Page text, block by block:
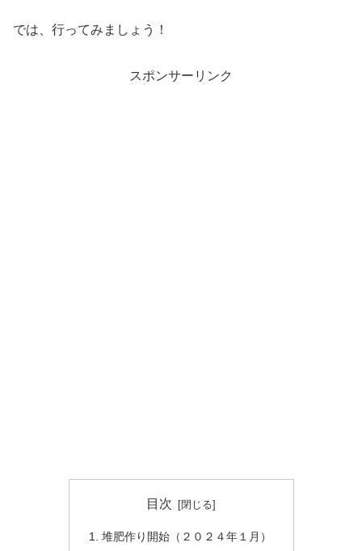
では、行ってみましょう！
スポンサーリンク
目次
堆肥作り開始（２０２４年１月）